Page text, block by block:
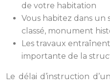
de votre habitation
Vous habitez dans un
classé, monument
Les travaux
importante de la
Le délai d’instruction